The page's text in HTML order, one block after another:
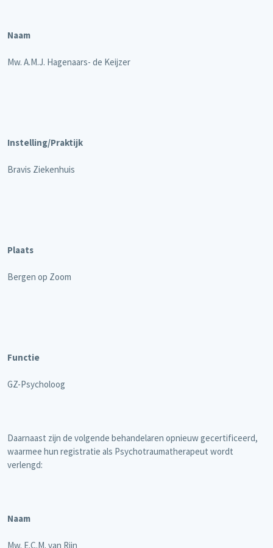
Naam
Mw. A.M.J. Hagenaars- de Keijzer
Instelling/Praktijk
Bravis Ziekenhuis
Plaats
Bergen op Zoom
Functie
GZ-Psycholoog
Daarnaast zijn de volgende behandelaren opnieuw gecertificeerd,
waarmee hun registratie als Psychotraumatherapeut wordt
verlengd:
Naam
Mw. E.C.M. van Rijn